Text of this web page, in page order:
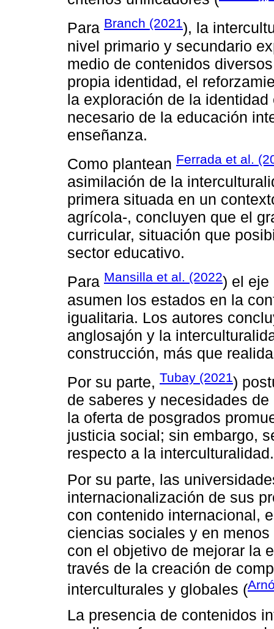
Para Branch (2021), la
nivel primario y secundario
medio de contenidos
propia identidad, el
la exploración de la
necesario de la educación
enseñanza.
Como plantean Ferrada et al.
asimilación de la
primera situada en un
agrícola-, concluyen que el
curricular, situación que
sector educativo.
Para Mansilla et al. (2022) el eje
asumen los estados en la
igualitaria. Los autores
anglosajón y la
construcción, más que
Por su parte, Tubay (2021)
de saberes y necesidades
la oferta de posgrados
justicia social; sin embargo,
respecto a la interculturalidad.
Por su parte, las
internacionalización de sus
con contenido internacional,
ciencias sociales y en
con el objetivo de mejorar la
través de la creación de
interculturales y globales (
La presencia de contenidos